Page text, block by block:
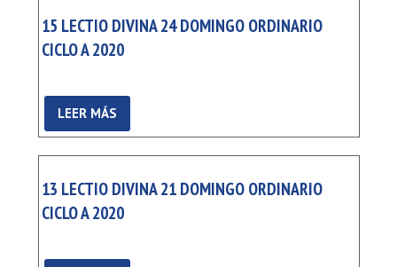
15 LECTIO DIVINA 24 DOMINGO ORDINARIO
CICLO A 2020
LEER MÁS
13 LECTIO DIVINA 21 DOMINGO ORDINARIO
CICLO A 2020